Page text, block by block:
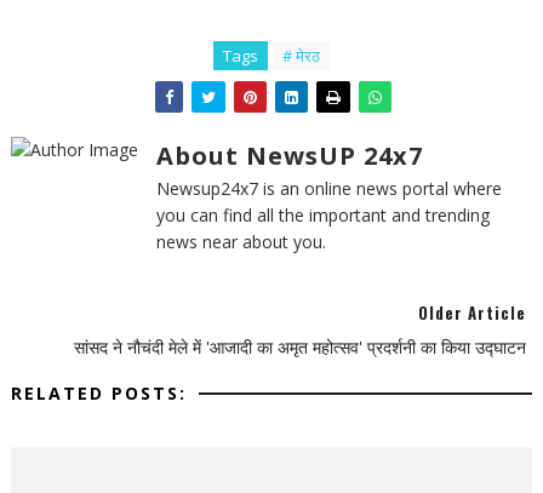
Tags # मेरठ
About NewsUP 24x7
Newsup24x7 is an online news portal where
you can find all the important and trending
news near about you.
Older Article
सांसद ने नौचंदी मेले में 'आजादी का अमृत महोत्सव' प्रदर्शनी का किया उद्घाटन
RELATED POSTS: